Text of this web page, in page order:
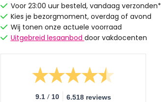
Voor 23:00 uur besteld, vandaag verzonden*
Kies je bezorgmoment, overdag of avond
Wij tonen onze actuele voorraad
Uitgebreid lesaanbod door vakdocenten
9.1 / 10 6.518 reviews